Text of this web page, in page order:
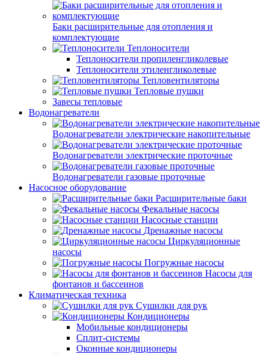
Баки расширительные для отопления и
комплектующие
Теплоносители
Теплоносители пропиленгликолевые
Теплоносители этиленгликолевые
Тепловентиляторы
Тепловые пушки
Завесы тепловые
Водонагреватели
Водонагреватели электрические накопительные
Водонагреватели электрические проточные
Водонагреватели газовые проточные
Насосное оборудование
Расширительные баки
Фекальные насосы
Насосные станции
Дренажные насосы
Циркуляционные
насосы
Погружные насосы
Насосы для
фонтанов и бассеинов
Климатическая техника
Сушилки для рук
Кондиционеры
Мобильные кондиционеры
Сплит-системы
Оконные кондиционеры